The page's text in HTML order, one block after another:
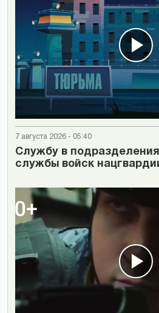
7 августа 2026 - 05:40
Cлужбу в
службы войск